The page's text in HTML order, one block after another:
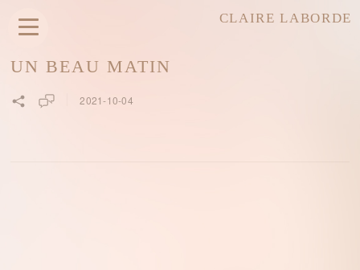
CLAIRE LABORDE
UN BEAU MATIN
2021-10-04